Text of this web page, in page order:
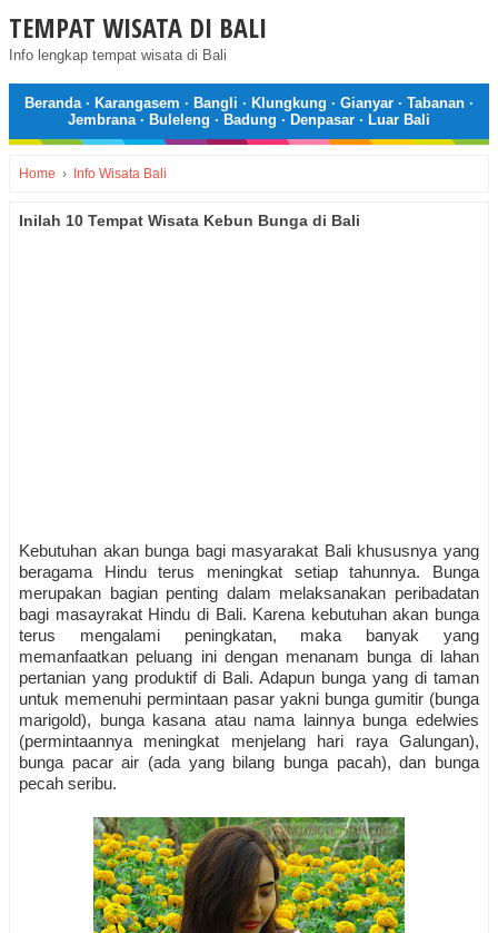
TEMPAT WISATA DI BALI
Info lengkap tempat wisata di Bali
Beranda· Karangasem · Bangli · Klungkung · Gianyar · Tabanan ·
Jembrana· Buleleng · Badung · Denpasar · Luar Bali
Home › Info Wisata Bali
Inilah 10 Tempat Wisata Kebun Bunga di Bali
Kebutuhan akan bunga bagi masyarakat Bali khususnya yang
beragama Hindu terus meningkat setiap tahunnya. Bunga
merupakan bagian penting dalam melaksanakan peribadatan
bagi masayrakat Hindu di Bali. Karena kebutuhan akan bunga
terus mengalami peningkatan, maka banyak yang
memanfaatkan peluang ini dengan menanam bunga di lahan
pertanian yang produktif di Bali. Adapun bunga yang di taman
untuk memenuhi permintaan pasar yakni bunga gumitir (bunga
marigold), bunga kasana atau nama lainnya bunga edelwies
(permintaannya meningkat menjelang hari raya Galungan),
bunga pacar air (ada yang bilang bunga pacah), dan bunga
pecah seribu.